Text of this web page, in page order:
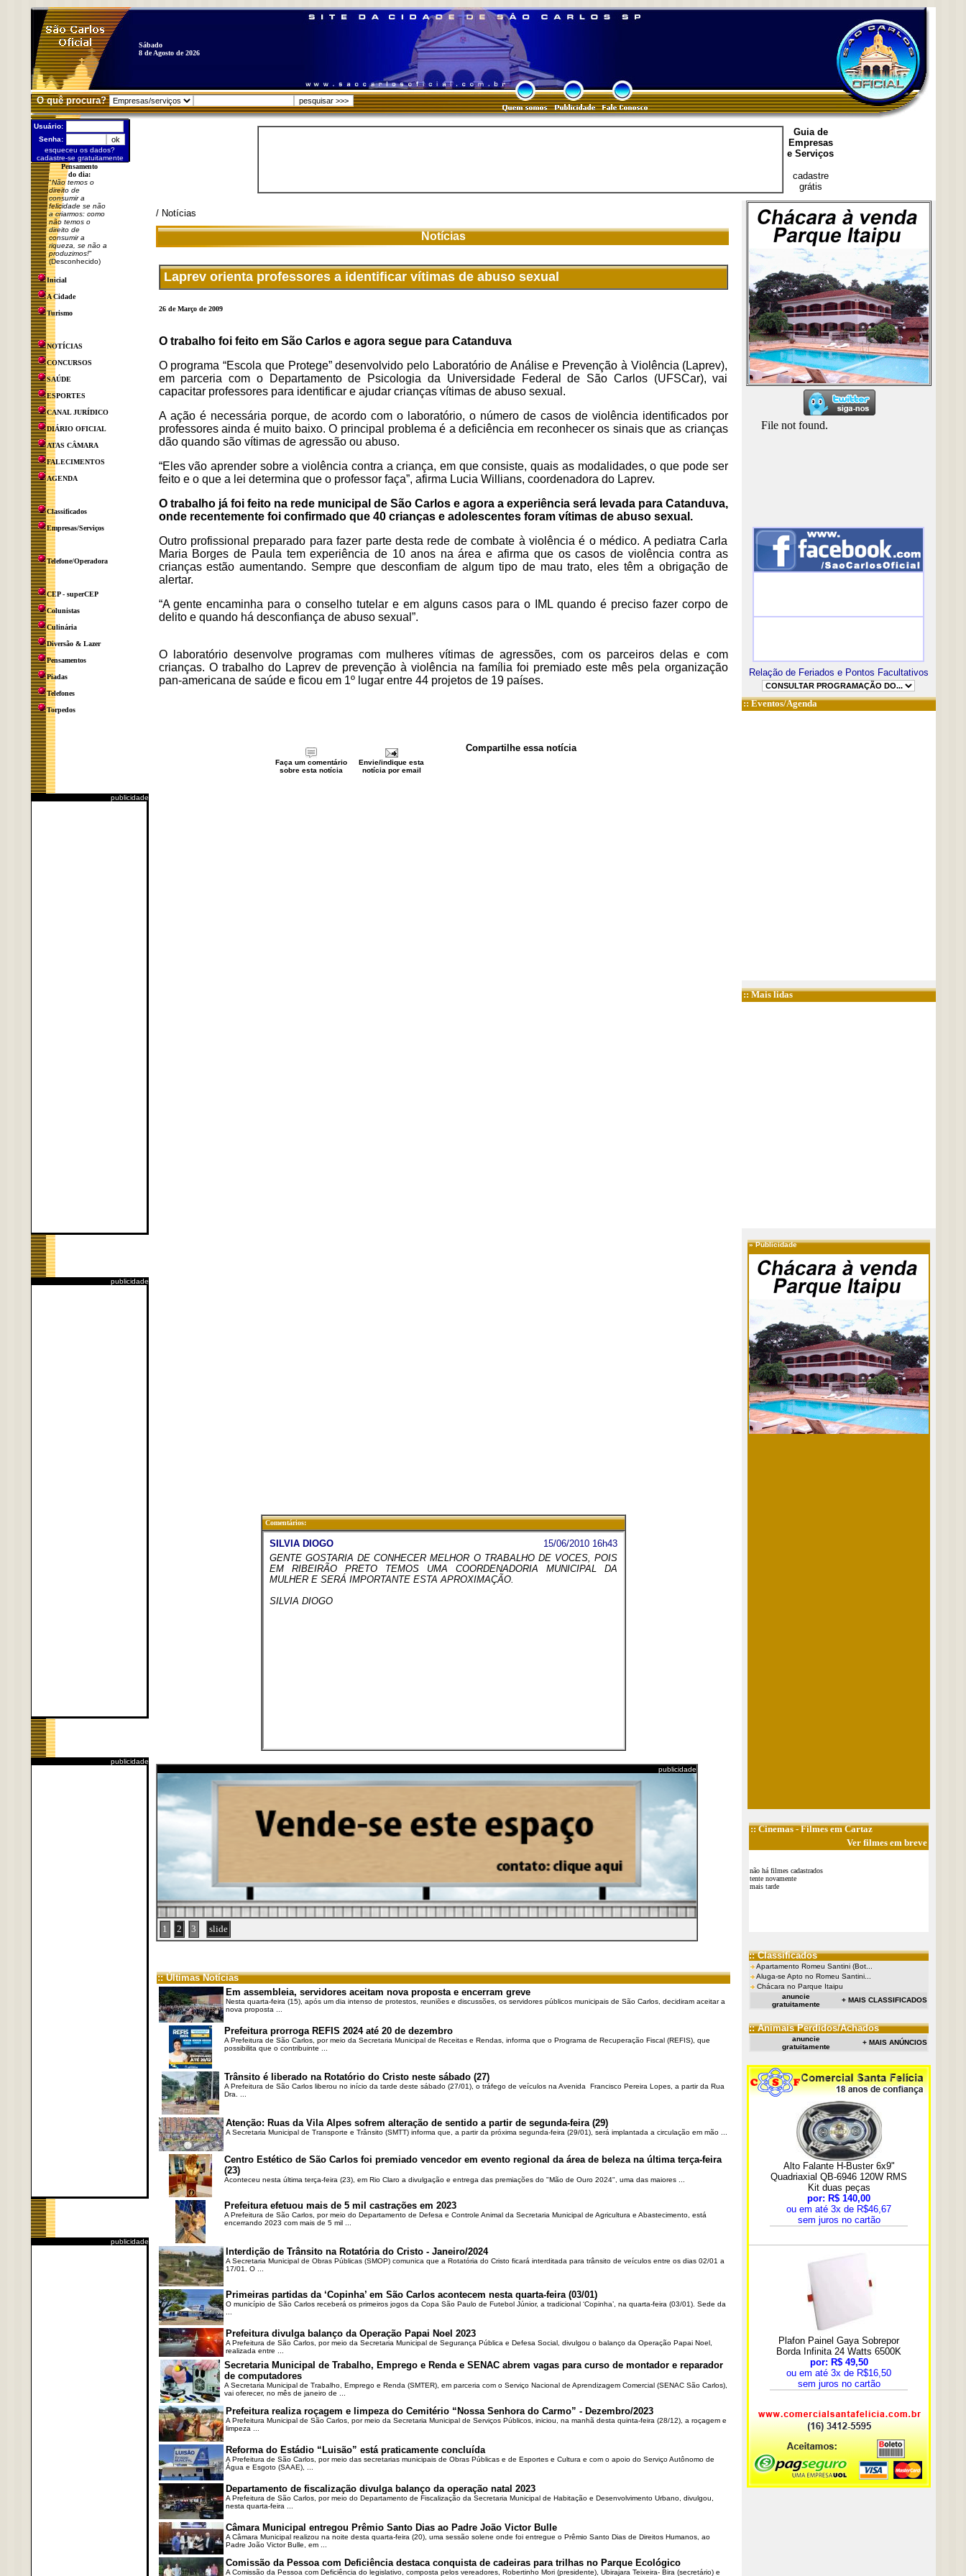
Sábado
8 de Agosto de 2026
O quê procura?
Usuário:
Senha:
esqueceu os dados?
cadastre-se gratuitamente
Pensamento
do dia:
"Não temos o
direito de
consumir a
felicidade se não
a criarmos: como
não temos o
direito de
consumir a
riqueza, se não a
produzimos!"
(Desconhecido)
Inicial
A Cidade
Turismo
NOTÍCIAS
CONCURSOS
SAÚDE
ESPORTES
CANAL JURÍDICO
DIÁRIO OFICIAL
ATAS CÂMARA
FALECIMENTOS
AGENDA
Classificados
Empresas/Serviços
Telefone/Operadora
CEP - superCEP
Colunistas
Culinária
Diversão & Lazer
Pensamentos
Piadas
Telefones
Torpedos
publicidade
publicidade
publicidade
publicidade
Guia de
Empresas
e Serviços
cadastre
grátis
/ Notícias
Notícias
Laprev orienta professores a identificar vítimas de abuso sexual
26 de Março de 2009
O trabalho foi feito em São Carlos e agora segue para Catanduva
O programa “Escola que Protege” desenvolvido pelo Laboratório de Análise e Prevenção à Violência (Laprev),
em parceria com o Departamento de Psicologia da Universidade Federal de São Carlos (UFSCar), vai
capacitar professores para identificar e ajudar crianças vítimas de abuso sexual.
A ação é necessária porque, de acordo com o laboratório, o número de casos de violência identificados por
professores ainda é muito baixo. O principal problema é a deficiência em reconhecer os sinais que as crianças
dão quando são vítimas de agressão ou abuso.
“Eles vão aprender sobre a violência contra a criança, em que consiste, quais as modalidades, o que pode ser
feito e o que a lei determina que o professor faça”, afirma Lucia Willians, coordenadora do Laprev.
O trabalho já foi feito na rede municipal de São Carlos e agora a experiência será levada para Catanduva,
onde recentemente foi confirmado que 40 crianças e adolescentes foram vítimas de abuso sexual.
Outro profissional preparado para fazer parte desta rede de combate à violência é o médico. A pediatra Carla
Maria Borges de Paula tem experiência de 10 anos na área e afirma que os casos de violência contra as
crianças estão aumentando. Sempre que desconfiam de algum tipo de mau trato, eles têm a obrigação de
alertar.
“A gente encaminha para o conselho tutelar e em alguns casos para o IML quando é preciso fazer corpo de
delito e quando há desconfiança de abuso sexual”.
O laboratório desenvolve programas com mulheres vítimas de agressões, com os parceiros delas e com
crianças. O trabalho do Laprev de prevenção à violência na família foi premiado este mês pela organização
pan-americana de saúde e ficou em 1º lugar entre 44 projetos de 19 países.
Compartilhe essa notícia
Faça um comentário
sobre esta notícia
Envie/indique esta
notícia por email
Comentários:
publicidade
1 2 3 slide
:: Últimas Notícias
Em assembleia, servidores aceitam nova proposta e encerram greve
Nesta quarta-feira (15), após um dia intenso de protestos, reuniões e discussões, os servidores públicos municipais de São Carlos, decidiram aceitar a
nova proposta ...
Prefeitura prorroga REFIS 2024 até 20 de dezembro
A Prefeitura de São Carlos, por meio da Secretaria Municipal de Receitas e Rendas, informa que o Programa de Recuperação Fiscal (REFIS), que
possibilita que o contribuinte ...
Trânsito é liberado na Rotatório do Cristo neste sábado (27)
A Prefeitura de São Carlos liberou no início da tarde deste sábado (27/01), o tráfego de veículos na Avenida Francisco Pereira Lopes, a partir da Rua
Dra. ...
Atenção: Ruas da Vila Alpes sofrem alteração de sentido a partir de segunda-feira (29)
A Secretaria Municipal de Transporte e Trânsito (SMTT) informa que, a partir da próxima segunda-feira (29/01), será implantada a circulação em mão ...
Centro Estético de São Carlos foi premiado vencedor em evento regional da área de beleza na última terça-feira
(23)
Aconteceu nesta última terça-feira (23), em Rio Claro a divulgação e entrega das premiações do "Mão de Ouro 2024", uma das maiores ...
Prefeitura efetuou mais de 5 mil castrações em 2023
A Prefeitura de São Carlos, por meio do Departamento de Defesa e Controle Animal da Secretaria Municipal de Agricultura e Abastecimento, está
encerrando 2023 com mais de 5 mil ...
Interdição de Trânsito na Rotatória do Cristo - Janeiro/2024
A Secretaria Municipal de Obras Públicas (SMOP) comunica que a Rotatória do Cristo ficará interditada para trânsito de veículos entre os dias 02/01 a
17/01. O ...
Primeiras partidas da ‘Copinha’ em São Carlos acontecem nesta quarta-feira (03/01)
O município de São Carlos receberá os primeiros jogos da Copa São Paulo de Futebol Júnior, a tradicional ‘Copinha’, na quarta-feira (03/01). Sede da
Prefeitura divulga balanço da Operação Papai Noel 2023
A Prefeitura de São Carlos, por meio da Secretaria Municipal de Segurança Pública e Defesa Social, divulgou o balanço da Operação Papai Noel,
realizada entre ...
Secretaria Municipal de Trabalho, Emprego e Renda e SENAC abrem vagas para curso de montador e reparador
de computadores
A Secretaria Municipal de Trabalho, Emprego e Renda (SMTER), em parceria com o Serviço Nacional de Aprendizagem Comercial (SENAC São Carlos),
vai oferecer, no mês de janeiro de ...
Prefeitura realiza roçagem e limpeza do Cemitério “Nossa Senhora do Carmo” - Dezembro/2023
A Prefeitura Municipal de São Carlos, por meio da Secretaria Municipal de Serviços Públicos, iniciou, na manhã desta quinta-feira (28/12), a roçagem e
limpeza ...
Reforma do Estádio “Luisão” está praticamente concluída
A Prefeitura de São Carlos, por meio das secretarias municipais de Obras Públicas e de Esportes e Cultura e com o apoio do Serviço Autônomo de
Água e Esgoto (SAAE), ...
Departamento de fiscalização divulga balanço da operação natal 2023
A Prefeitura de São Carlos, por meio do Departamento de Fiscalização da Secretaria Municipal de Habitação e Desenvolvimento Urbano, divulgou,
nesta quarta-feira ...
Câmara Municipal entregou Prêmio Santo Dias ao Padre João Victor Bulle
A Câmara Municipal realizou na noite desta quarta-feira (20), uma sessão solene onde foi entregue o Prêmio Santo Dias de Direitos Humanos, ao
Padre João Victor Bulle, em ...
Comissão da Pessoa com Deficiência destaca conquista de cadeiras para trilhas no Parque Ecológico
A Comissão da Pessoa com Deficiência do legislativo, composta pelos vereadores, Robertinho Mori (presidente), Ubirajara Teixeira- Bira (secretário) e
Relação de Feriados e Pontos Facultativos
::Eventos/Agenda
:: Mais lidas
»Publicidade
::Cinemas- Filmes em Cartaz
Ver filmes em breve
não há filmes cadastrados
tente novamente
mais tarde
:: Classificados
Apartamento Romeu Santini (Bot...
Aluga-se Apto no Romeu Santini...
Chácara no Parque Itaipu
anuncie
gratuitamente
+ MAIS CLASSIFICADOS
:: Animais Perdidos/Achados
anuncie
gratuitamente
+ MAIS ANÚNCIOS